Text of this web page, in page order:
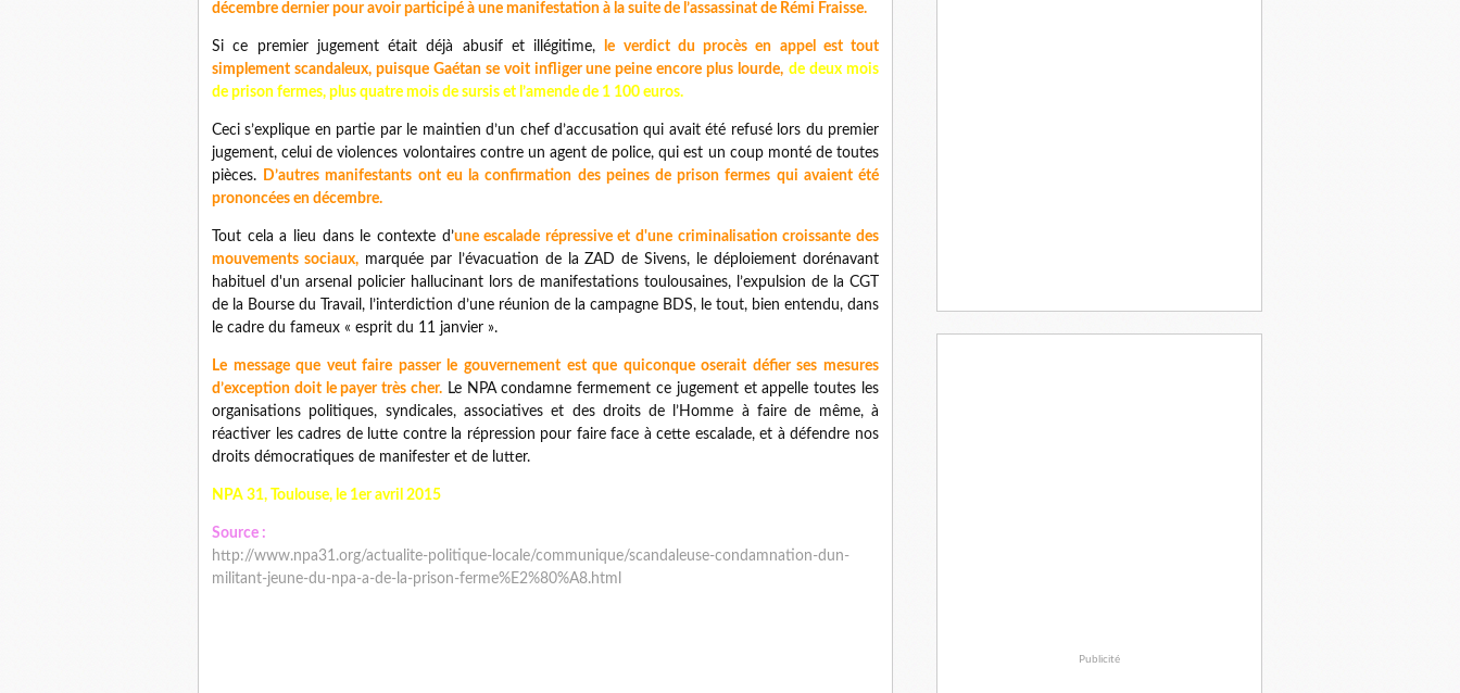
décembre dernier pour avoir participé à une manifestation à la suite de l’assassinat de Rémi Fraisse.
Si ce premier jugement était déjà abusif et illégitime,
le verdict du procès en appel est tout
simplement scandaleux, puisque Gaétan se voit infliger une peine encore plus lourde, de deux mois
de prison fermes, plus quatre mois de sursis et l’amende de 1 100 euros.
Ceci s’explique en partie par le maintien d’un chef d’accusation qui avait été refusé lors du premier
jugement, celui de violences volontaires contre un agent de police, qui est un coup monté de toutes
pièces.
D’autres manifestants ont eu la confirmation des peines de prison fermes qui avaient été
prononcées en décembre.
Tout cela a lieu dans le contexte d’une escalade répressive et d'une criminalisation croissante des
mouvements sociaux,marquée par l’évacuation de la ZAD de Sivens, le déploiement dorénavant
habituel d'un arsenal policier hallucinant lors de manifestations toulousaines, l’expulsion de la CGT
de la Bourse du Travail, l’interdiction d’une réunion de la campagne BDS, le tout, bien entendu, dans
le cadre du fameux « esprit du 11 janvier ».
Le message que veut faire passer le gouvernement est que quiconque oserait défier ses mesures
d’exception doit le payer très cher. Le NPA condamne fermement ce jugement et appelle toutes les
organisations politiques, syndicales, associatives et des droits de l’Homme à faire de même, à
réactiver les cadres de lutte contre la répression pour faire face à cette escalade, et à défendre nos
droits démocratiques de manifester et de lutter.
NPA 31, Toulouse, le 1er avril 2015
Source :
http://www.npa31.org/actualite-politique-locale/communique/scandaleuse-condamnation-dun-
militant-jeune-du-npa-a-de-la-prison-ferme%E2%80%A8.html
Publicité